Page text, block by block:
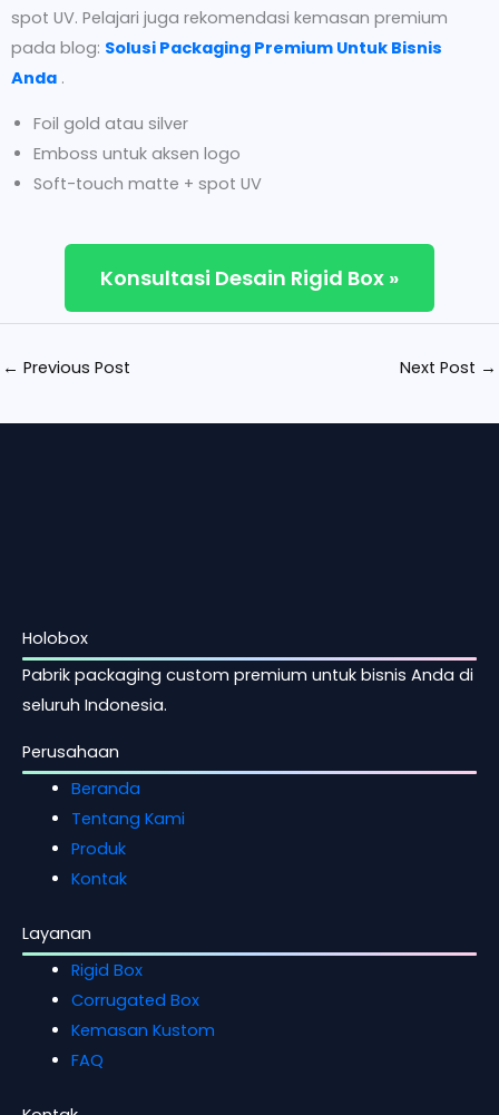
spot UV. Pelajari juga rekomendasi kemasan premium
pada blog: Solusi Packaging Premium Untuk Bisnis
Anda .
Foil gold atau silver
Emboss untuk aksen logo
Soft-touch matte + spot UV
Konsultasi Desain Rigid Box »
← Previous Post Next Post →
Holobox
Pabrik packaging custom premium untuk bisnis Anda di
seluruh Indonesia.
Perusahaan
Beranda
Tentang Kami
Produk
Kontak
Layanan
Rigid Box
Corrugated Box
Kemasan Kustom
FAQ